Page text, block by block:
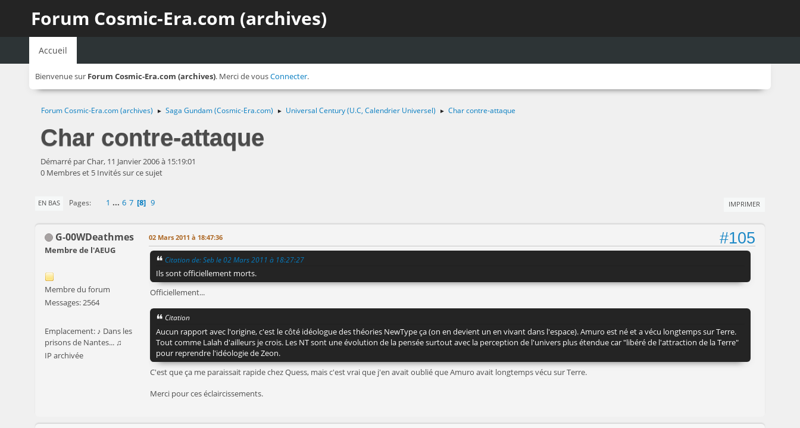
Forum Cosmic-Era.com (archives)
Accueil
Bienvenue sur Forum Cosmic-Era.com (archives). Merci de vousConnecter.
Forum Cosmic-Era.com (archives) ► Saga Gundam (Cosmic-Era.com) ► Universal Century (U.C, Calendrier Universel) ► Char contre-attaque
Char contre-attaque
Démarré par Char, 11 Janvier 2006 à 15:19:01
0 Membres et 5 Invités sur ce sujet
IMPRIMER
EN BAS Pages 1 ... 6 7 8 9
G-00WDeathmes
Membre de l'AEUG
Membre du forum
Messages: 2564
Emplacement: ♪ Dans les
prisons de Nantes... ♫
IP archivée
#105
02 Mars 2011 à 18:47:36
Citation de: Seb le 02 Mars 2011 à 18:27:27
Ils sont officiellement morts.
Officiellement...
Citation
Aucun rapport avec l'origine, c'est le côté idéologue des théories NewType ça (on en devient un en vivant dans l'espace). Amuro est né et a vécu longtemps sur Terre.
Tout comme Lalah d'ailleurs je crois. Les NT sont une évolution de la pensée surtout avec la perception de l'univers plus étendue car "libéré de l'attraction de la Terre"
pour reprendre l'idéologie de Zeon.
C'est que ça me paraissait rapide chez Quess, mais c'est vrai que j'en avait oublié que Amuro avait longtemps vécu sur Terre.
Merci pour ces éclaircissements.